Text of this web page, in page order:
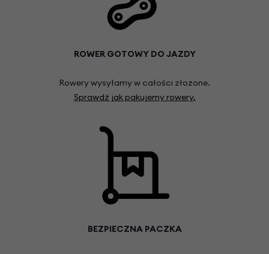
ROWER GOTOWY DO JAZDY
Rowery wysyłamy w całości złożone.
Sprawdź jak pakujemy rowery.
BEZPIECZNA PACZKA